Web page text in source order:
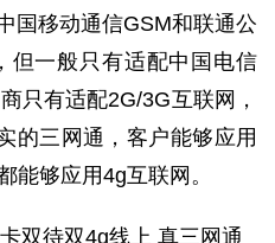
国移动通信GSM和联通公
但一般只有适配中国电信
只有适配2G/3G互联网，
的三网通，客户能够应用
能够应用4g互联网。